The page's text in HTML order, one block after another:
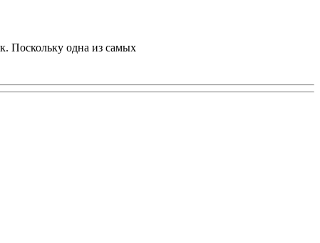
Поскольку одна из самых